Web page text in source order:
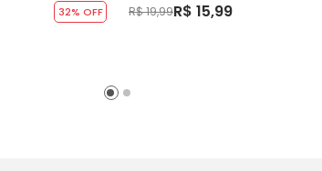
32% OFF R$ 19,99R$ 15,99